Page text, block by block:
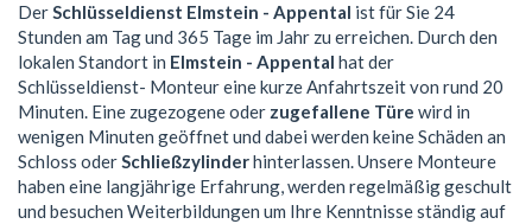
DerSchlüsseldienst Elmstein - Appental ist für Sie 24
Stunden am Tag und 365 Tage im Jahr zu erreichen. Durch den
lokalen Standort in Elmstein - Appental hat der
Schlüsseldienst- Monteur eine kurze Anfahrtszeit von rund 20
Minuten. Eine zugezogene oder zugefallene Türe wird in
wenigen Minuten geöffnet und dabei werden keine Schäden an
Schloss oderSchließzylinderhinterlassen. Unsere Monteure
haben eine langjährige Erfahrung, werden regelmäßig geschult
und besuchen Weiterbildungen um Ihre Kenntnisse ständig auf